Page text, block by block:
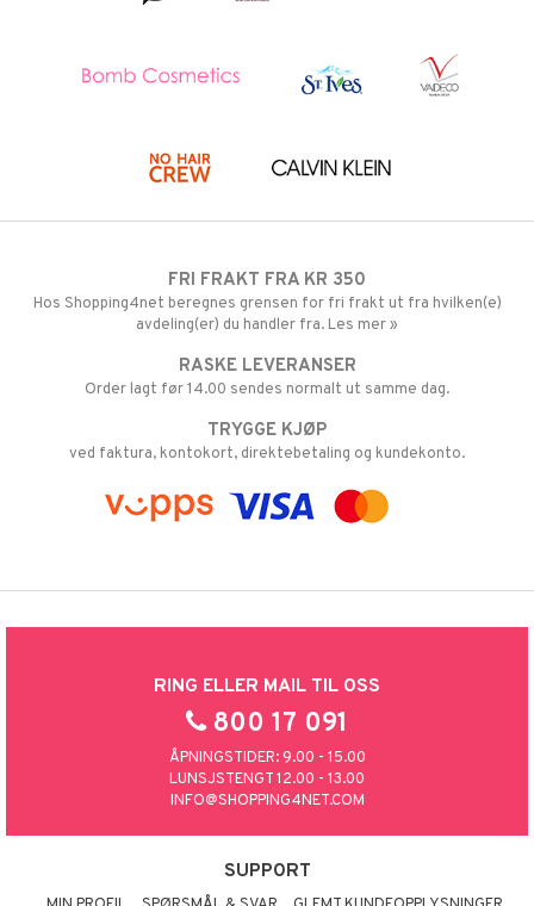
FRI FRAKT FRA KR 350
Hos Shopping4net beregnes grensen for fri frakt ut fra hvilken(e)
avdeling(er) du handler fra. Les mer »
RASKE LEVERANSER
Order lagt før 14.00 sendes normalt ut samme dag.
TRYGGE KJØP
ved faktura, kontokort, direktebetaling og kundekonto.
RING ELLER MAIL TIL OSS
800 17 091
ÅPNINGSTIDER: 9.00 - 15.00
LUNSJSTENGT 12.00 - 13.00
INFO@SHOPPING4NET.COM
SUPPORT